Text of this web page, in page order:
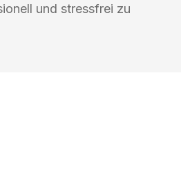
und stressfrei zu